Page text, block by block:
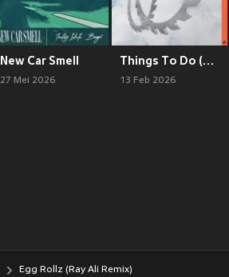
New Car Smell
27 Mei 2026
Things To Do (DJ Carpenter Rework)
13 Feb 2026
Egg Rollz (Ray Ali Remix)